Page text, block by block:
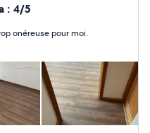
: 4/5
onéreuse pour moi.